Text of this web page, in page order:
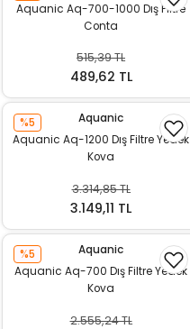
Aquanic Aq-700-1000 Dış Filtre
Conta
515,39 TL
489,62 TL
%5
Aquanic
Aquanic Aq-1200 Dış Filtre Yedek
Kova
3.314,85 TL
3.149,11 TL
%5
Aquanic
Aquanic Aq-700 Dış Filtre Yedek
Kova
2.555,24 TL